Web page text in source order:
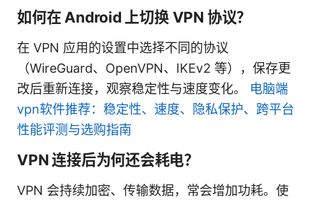
如何在 Android 上切换 VPN 协议？
在 VPN 应用的设置中选择不同的协议
（WireGuard、OpenVPN、IKEv2 等），保存更
改后重新连接，观察稳定性与速度变化。 电脑端
vpn软件推荐：稳定性、速度、隐私保护、跨平台
性能评测与选购指南
VPN 连接后为何还会耗电？
VPN 会持续加密、传输数据，常会增加功耗。使